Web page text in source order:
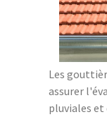
Les
assurer
pluviales